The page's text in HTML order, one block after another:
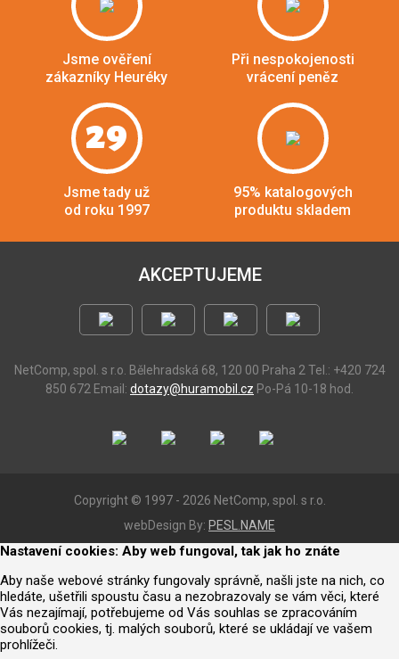
Jsme ověření
zákazníky Heuréky
Při nespokojenosti
vrácení peněz
29
Jsme tady už
od roku 1997
95% katalogových
produktu skladem
AKCEPTUJEME
NetComp, spol. s r.o. Bělehradská 68, 120 00 Praha 2 Tel.: +420 724
850 672 Email: dotazy@huramobil.cz Po-Pá 10-18 hod.
Copyright © 1997 - 2026 NetComp, spol. s r.o.
webDesign By: PESL.NAME
Nastavení cookies: Aby web fungoval, tak jak ho znáte
Aby naše webové stránky fungovaly správně, našli jste na nich, co
hledáte, ušetřili spoustu času a nezobrazovaly se vám věci, které
Vás nezajímají, potřebujeme od Vás souhlas se zpracováním
souborů cookies, tj. malých souborů, které se ukládají ve vašem
prohlížeči.